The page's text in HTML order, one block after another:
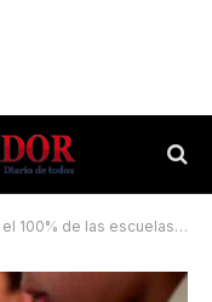
de las escuelas con Internet»